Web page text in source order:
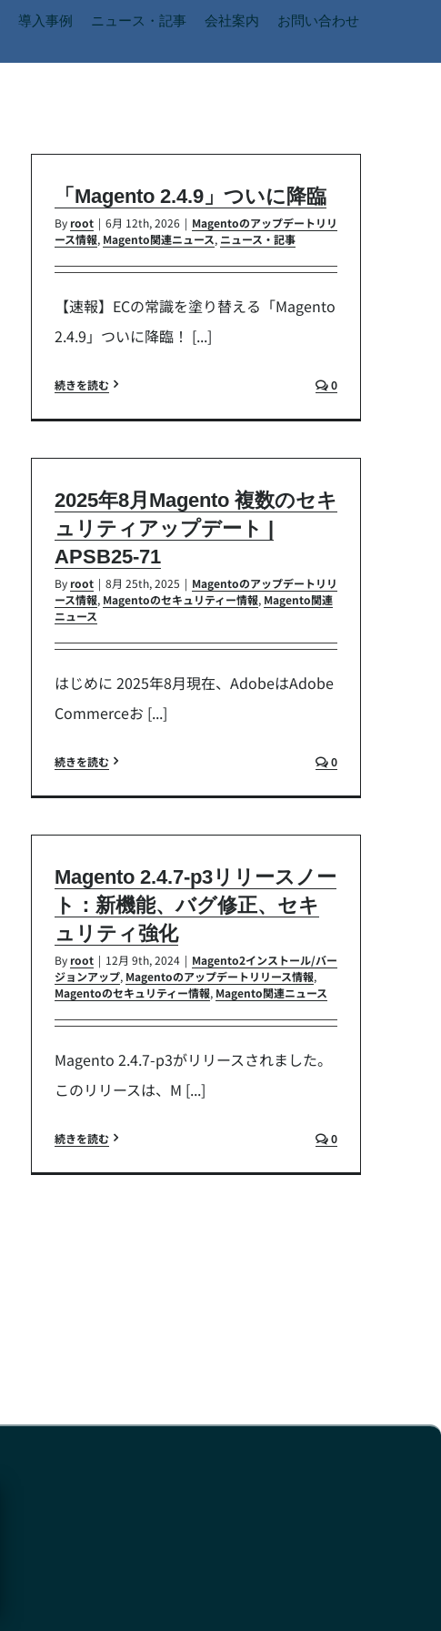
導入事例 ニュース・記事 会社案内 お問い合わせ
「Magento 2.4.9」ついに降臨
By root | 6月 12th, 2026 | Magentoのアップデートリリ
ース情報, Magento関連ニュース, ニュース・記事
【速報】ECの常識を塗り替える「Magento
2.4.9」ついに降臨！ [...]
続きを読む 0
2025年8月Magento 複数のセキ
ュリティアップデート |
APSB25-71
By root | 8月 25th, 2025 | Magentoのアップデートリリ
ース情報, Magentoのセキュリティー情報, Magento関連
ニュース
はじめに 2025年8月現在、AdobeはAdobe
Commerceお [...]
続きを読む 0
Magento 2.4.7-p3リリースノー
ト：新機能、バグ修正、セキ
ュリティ強化
By root | 12月 9th, 2024 | Magento2インストール/バー
ジョンアップ, Magentoのアップデートリリース情報,
Magentoのセキュリティー情報, Magento関連ニュース
Magento 2.4.7-p3がリリースされました。
このリリースは、M [...]
続きを読む 0